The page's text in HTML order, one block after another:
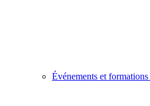
Événements et formations